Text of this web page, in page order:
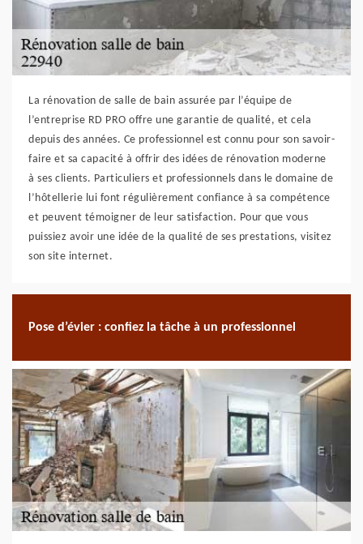
La rénovation de salle de bain assurée par l’équipe de
l’entreprise RD PRO offre une garantie de qualité, et cela
depuis des années. Ce professionnel est connu pour son savoir-
faire et sa capacité à offrir des idées de rénovation moderne
à ses clients. Particuliers et professionnels dans le domaine de
l’hôtellerie lui font régulièrement confiance à sa compétence
et peuvent témoigner de leur satisfaction. Pour que vous
puissiez avoir une idée de la qualité de ses prestations, visitez
son site internet.
Pose d’évier : confiez la tâche à un professionnel